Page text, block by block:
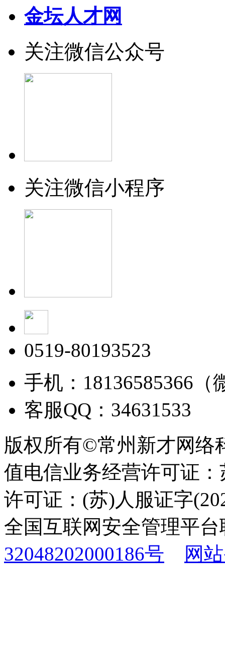
金坛人才网
关注微信公众号
关注微信小程序
0519-80193523
手机：18136585366（
客服QQ：34631533
版权所有©常州新才网络
值电信业务经营许可证
许可证：(苏)人服证字
全国互联网安全管理平
32048202000186号
网